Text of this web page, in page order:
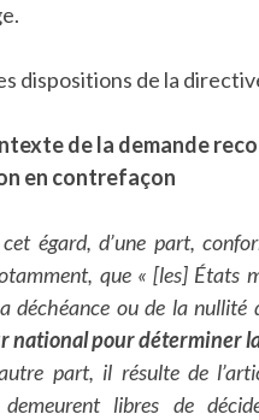
dispositions de la
de la demande
en contrefaçon
égard, d’une part,
que « [les] États
déchéance ou de la nullité
national pour déterminer
part, il résulte de
demeurent libres de